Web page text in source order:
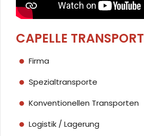
CAPELLE TRANSPORT
Firma
Spezialtransporte
Konventionellen Transporten
Logistik / Lagerung